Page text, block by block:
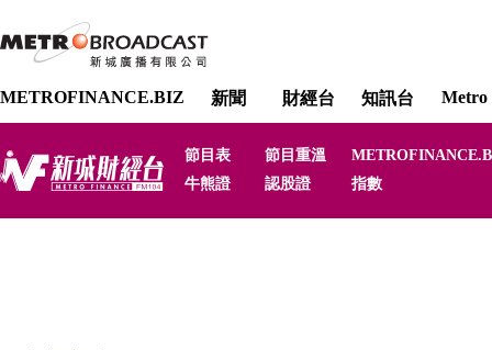
METROFINANCE.BIZ 新聞 財經台 知訊台 Metro
節目表 節目重溫
牛熊證
認股證 指數